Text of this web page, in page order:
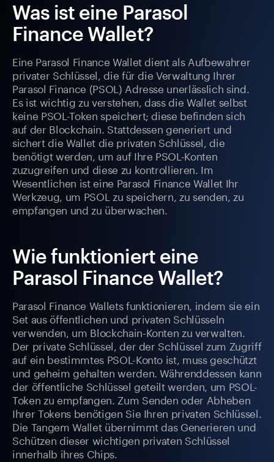
Was ist eine Parasol
Finance Wallet?
Eine Parasol Finance Wallet dient als Aufbewahrer
privater Schlüssel, die für die Verwaltung Ihrer
Parasol Finance (PSOL) Adresse unerlässlich sind.
Es ist wichtig zu verstehen, dass die Wallet selbst
keine PSOL-Token speichert; diese befinden sich
auf der Blockchain. Stattdessen generiert und
sichert die Wallet die privaten Schlüssel, die
benötigt werden, um auf Ihre PSOL-Konten
zuzugreifen und diese zu kontrollieren. Im
Wesentlichen ist eine Parasol Finance Wallet Ihr
Werkzeug, um PSOL zu speichern, zu senden, zu
empfangen und zu überwachen.
Wie funktioniert eine
Parasol Finance Wallet?
Parasol Finance Wallets funktionieren, indem sie ein
Set aus öffentlichen und privaten Schlüsseln
verwenden, um Blockchain-Konten zu verwalten.
Der private Schlüssel, der der Schlüssel zum Zugriff
auf ein bestimmtes PSOL-Konto ist, muss geschützt
und geheim gehalten werden. Währenddessen kann
der öffentliche Schlüssel geteilt werden, um PSOL-
Token zu empfangen. Zum Senden oder Abheben
Ihrer Tokens benötigen Sie Ihren privaten Schlüssel.
Die Tangem Wallet übernimmt das Generieren und
Schützen dieser wichtigen privaten Schlüssel
innerhalb ihres Chips.